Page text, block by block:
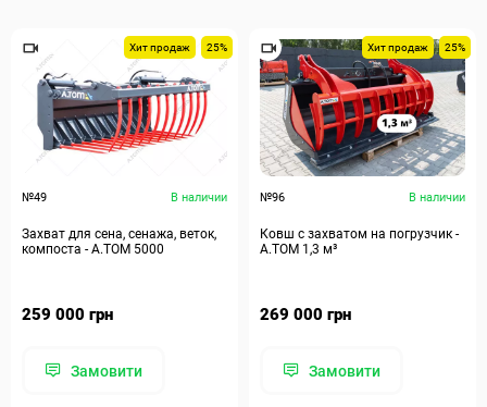
Хит продаж 25%
№49 В наличии
Захват для сена, сенажа, веток,
компоста - А.ТОМ 5000
259 000 грн
Замовити
Хит продаж 25%
№96 В наличии
Ковш с захватом на погрузчик -
А.ТОМ 1,3 м³
269 000 грн
Замовити